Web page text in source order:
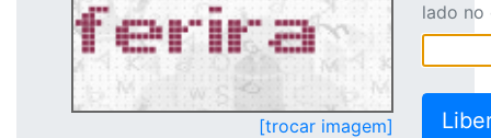
[trocar imagem]
lado no